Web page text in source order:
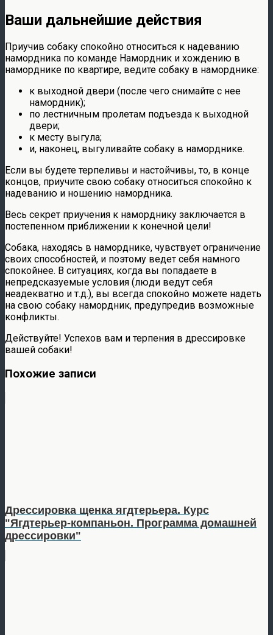
Ваши дальнейшие действия
Приучив собаку спокойно относиться к надеванию
намордника по команде Намордник и хождению в
наморднике по квартире, ведите собаку в наморднике:
к выходной двери (после чего снимайте с нее
намордник);
по лестничным пролетам подъезда к выходной
двери;
к месту выгула;
и, наконец, выгуливайте собаку в наморднике.
Если вы будете терпеливы и настойчивы, то, в конце
концов, приучите свою собаку относиться спокойно к
надеванию и ношению намордника.
Весь секрет приучения к наморднику заключается в
постепенном приближении к конечной цели!
Собака, находясь в наморднике, чувствует ограничение
своих способностей, и поэтому ведет себя намного
спокойнее. В ситуациях, когда вы попадаете в
непредсказуемые условия (люди ведут себя
неадекватно и т.д.), вы всегда спокойно можете надеть
на свою собаку намордник, предупредив возможные
конфликты.
Действуйте! Успехов вам и терпения в дрессировке
вашей собаки!
Похожие записи
Дрессировка щенка ягдтерьера. Курс
"Ягдтерьер-компаньон. Программа домашней
дрессировки"